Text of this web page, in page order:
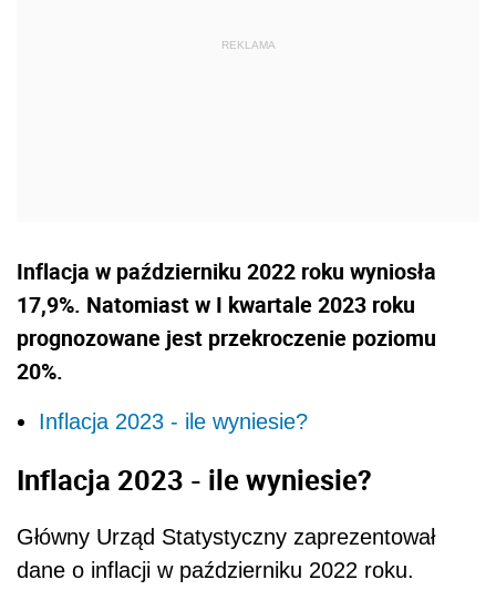
Inflacja w październiku 2022 roku wyniosła
17,9%. Natomiast w I kwartale 2023 roku
prognozowane jest przekroczenie poziomu
20%.
Inflacja 2023 - ile wyniesie?
Inflacja 2023 - ile wyniesie?
Główny Urząd Statystyczny zaprezentował
dane o inflacji w październiku 2022 roku.